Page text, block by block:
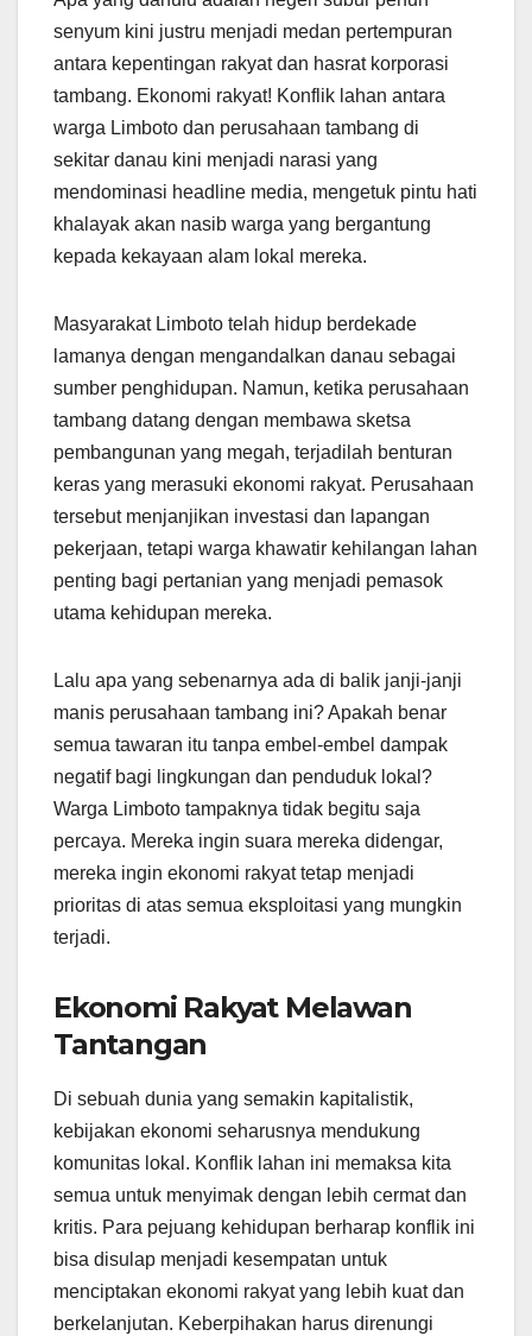
senyum kini justru menjadi medan pertempuran
antara kepentingan rakyat dan hasrat korporasi
tambang. Ekonomi rakyat! Konflik lahan antara
warga Limboto dan perusahaan tambang di
sekitar danau kini menjadi narasi yang
mendominasi headline media, mengetuk pintu hati
khalayak akan nasib warga yang bergantung
kepada kekayaan alam lokal mereka.
Masyarakat Limboto telah hidup berdekade
lamanya dengan mengandalkan danau sebagai
sumber penghidupan. Namun, ketika perusahaan
tambang datang dengan membawa sketsa
pembangunan yang megah, terjadilah benturan
keras yang merasuki ekonomi rakyat. Perusahaan
tersebut menjanjikan investasi dan lapangan
pekerjaan, tetapi warga khawatir kehilangan lahan
penting bagi pertanian yang menjadi pemasok
utama kehidupan mereka.
Lalu apa yang sebenarnya ada di balik janji-janji
manis perusahaan tambang ini? Apakah benar
semua tawaran itu tanpa embel-embel dampak
negatif bagi lingkungan dan penduduk lokal?
Warga Limboto tampaknya tidak begitu saja
percaya. Mereka ingin suara mereka didengar,
mereka ingin ekonomi rakyat tetap menjadi
prioritas di atas semua eksploitasi yang mungkin
terjadi.
Ekonomi Rakyat Melawan
Tantangan
Di sebuah dunia yang semakin kapitalistik,
kebijakan ekonomi seharusnya mendukung
komunitas lokal. Konflik lahan ini memaksa kita
semua untuk menyimak dengan lebih cermat dan
kritis. Para pejuang kehidupan berharap konflik ini
bisa disulap menjadi kesempatan untuk
menciptakan ekonomi rakyat yang lebih kuat dan
berkelanjutan. Keberpihakan harus direnungi